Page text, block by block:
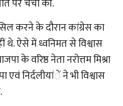
पर चर्चा की.
करने के दौरान कांग्रेस का
ऐसे में ध्वनिमत से विश्वास
के वरिष्ठ नेता नरोत्तम मिश्रा
एवं निर्दलीयांें ने भी विश्वास